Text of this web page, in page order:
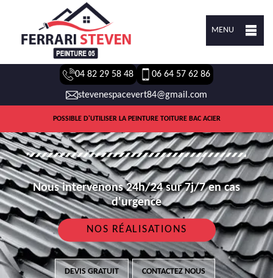
MENU
04 82 29 58 48 06 64 57 62 86
stevenespacevert84@gmail.com
POSSIBLE D'UTILISER LA PEINTURE TOITURE BAC ACIER
Nous intervenons 24h/24 sur 7j/7 en cas
d'urgence
NOS RÉALISATIONS
DEVIS GRATUIT CONTACTEZ NOUS